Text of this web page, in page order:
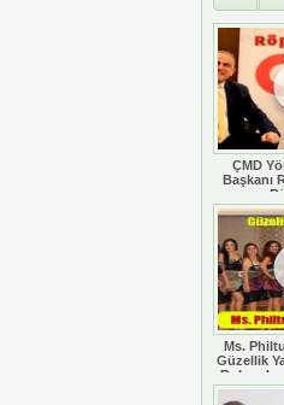
ÇMD
Başkanı
Ms.
Güzellik
Rohan